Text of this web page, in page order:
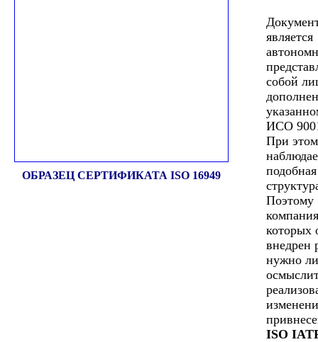
ОБРАЗЕЦ СЕРТИФИКАТА ISO 16949
является
собой
ИСО
При
Поэтому
которых
внедрен
нужно
ISO